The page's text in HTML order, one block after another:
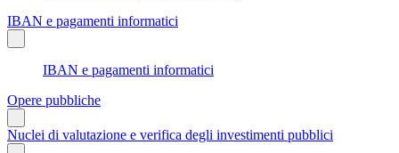
IBAN e pagamenti informatici
IBAN e pagamenti informatici
Opere pubbliche
Nuclei di valutazione e verifica degli investimenti pubblici